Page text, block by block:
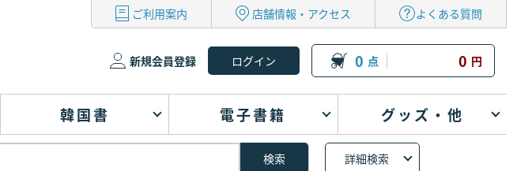
ご利用案内 店舗情報・アクセス よくある質問
新規会員登録 0 点 0 円
韓国書 電子書籍 グッズ・他
詳細検索